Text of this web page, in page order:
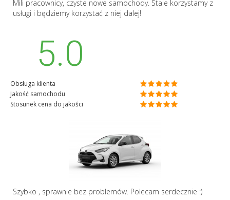
Mili pracownicy, czyste nowe samochody. Stale korzystamy z
usługi i będziemy korzystać z niej dalej!
5.0
Obsługa klienta
Jakość samochodu
Stosunek cena do jakości
Szybko , sprawnie bez problemów. Polecam serdecznie :)